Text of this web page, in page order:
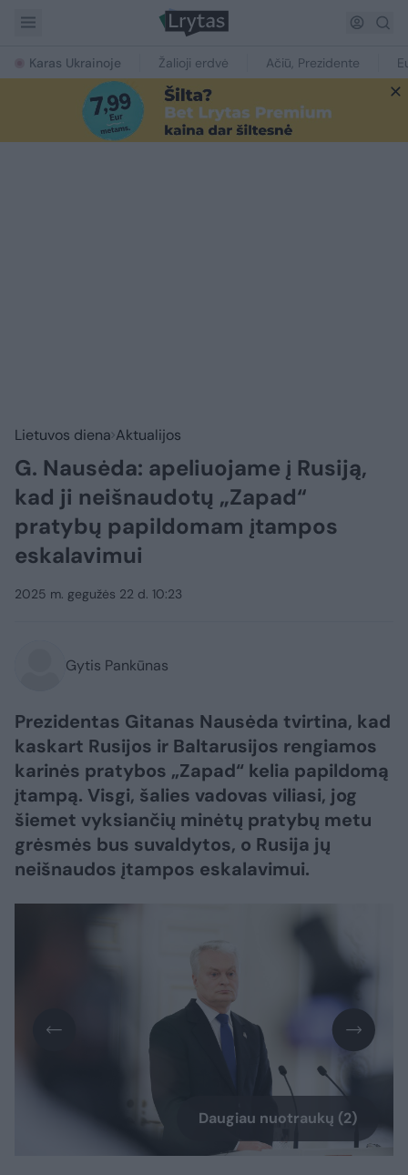
Karas Ukrainoje Žalioji erdvė Ačiū, Prezidente
Lietuvos diena Aktualijos
G. Nausėda: apeliuojame į Rusiją,
kad ji neišnaudotų „Zapad“
pratybų papildomam įtampos
eskalavimui
2025 m. gegužės 22 d. 10:23
Gytis Pankūnas
Prezidentas Gitanas Nausėda tvirtina, kad
kaskart Rusijos ir Baltarusijos rengiamos
karinės pratybos „Zapad“ kelia papildomą
įtampą. Visgi, šalies vadovas viliasi, jog
šiemet vyksiančių minėtų pratybų metu
grėsmės bus suvaldytos, o Rusija jų
neišnaudos įtampos eskalavimui.
Daugiau nuotraukų (2)